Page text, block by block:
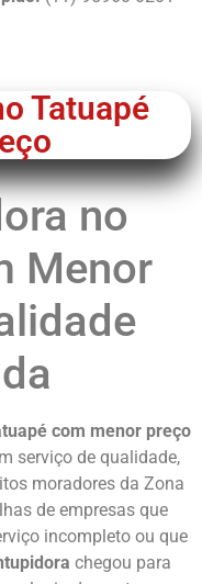
Tatuapé
no
Menor
com menor preço
serviço de qualidade,
moradores da Zona
de empresas que
incompleto ou que
chegou para